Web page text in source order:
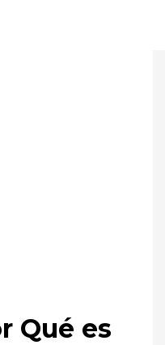
Qué es